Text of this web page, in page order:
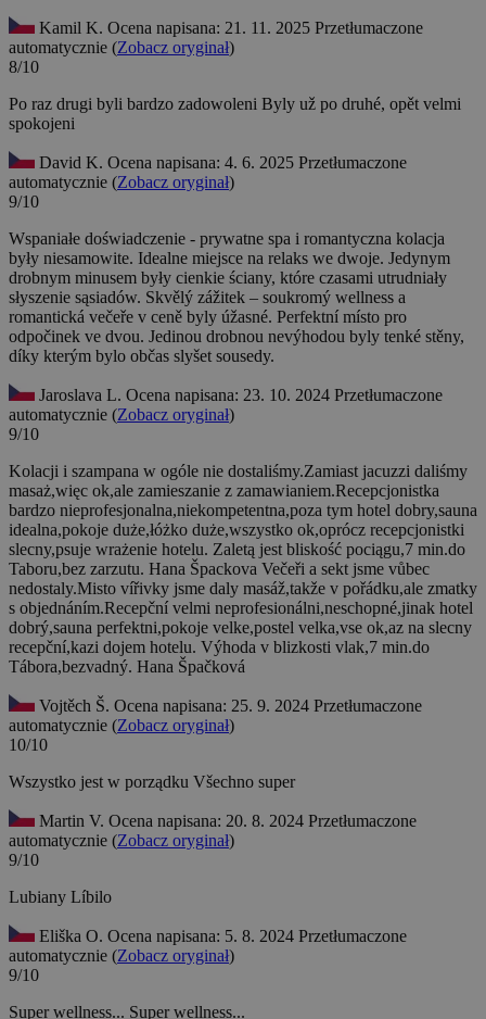
Kamil K. Ocena napisana: 21. 11. 2025 Przetłumaczone
automatycznie (Zobacz oryginał)
8/10
Po raz drugi byli bardzo zadowoleni Byly už po druhé, opět velmi
spokojeni
David K. Ocena napisana: 4. 6. 2025 Przetłumaczone
automatycznie (Zobacz oryginał)
9/10
Wspaniałe doświadczenie - prywatne spa i romantyczna kolacja
były niesamowite. Idealne miejsce na relaks we dwoje. Jedynym
drobnym minusem były cienkie ściany, które czasami utrudniały
słyszenie sąsiadów. Skvělý zážitek – soukromý wellness a
romantická večeře v ceně byly úžasné. Perfektní místo pro
odpočinek ve dvou. Jedinou drobnou nevýhodou byly tenké stěny,
díky kterým bylo občas slyšet sousedy.
Jaroslava L. Ocena napisana: 23. 10. 2024 Przetłumaczone
automatycznie (Zobacz oryginał)
9/10
Kolacji i szampana w ogóle nie dostaliśmy.Zamiast jacuzzi daliśmy
masaż,więc ok,ale zamieszanie z zamawianiem.Recepcjonistka
bardzo nieprofesjonalna,niekompetentna,poza tym hotel dobry,sauna
idealna,pokoje duże,łóżko duże,wszystko ok,oprócz recepcjonistki
slecny,psuje wrażenie hotelu. Zaletą jest bliskość pociągu,7 min.do
Taboru,bez zarzutu. Hana Špackova Večeři a sekt jsme vůbec
nedostaly.Misto vířivky jsme daly masáž,takže v pořádku,ale zmatky
s objednáním.Recepční velmi neprofesionálni,neschopné,jinak hotel
dobrý,sauna perfektni,pokoje velke,postel velka,vse ok,az na slecny
recepční,kazi dojem hotelu. Výhoda v blizkosti vlak,7 min.do
Tábora,bezvadný. Hana Špačková
Vojtěch Š. Ocena napisana: 25. 9. 2024 Przetłumaczone
automatycznie (Zobacz oryginał)
10/10
Wszystko jest w porządku Všechno super
Martin V. Ocena napisana: 20. 8. 2024 Przetłumaczone
automatycznie (Zobacz oryginał)
9/10
Lubiany Líbilo
Eliška O. Ocena napisana: 5. 8. 2024 Przetłumaczone
automatycznie (Zobacz oryginał)
9/10
Super wellness... Super wellness...